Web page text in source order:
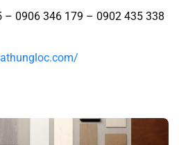
0906 346 179 – 0902 435 338